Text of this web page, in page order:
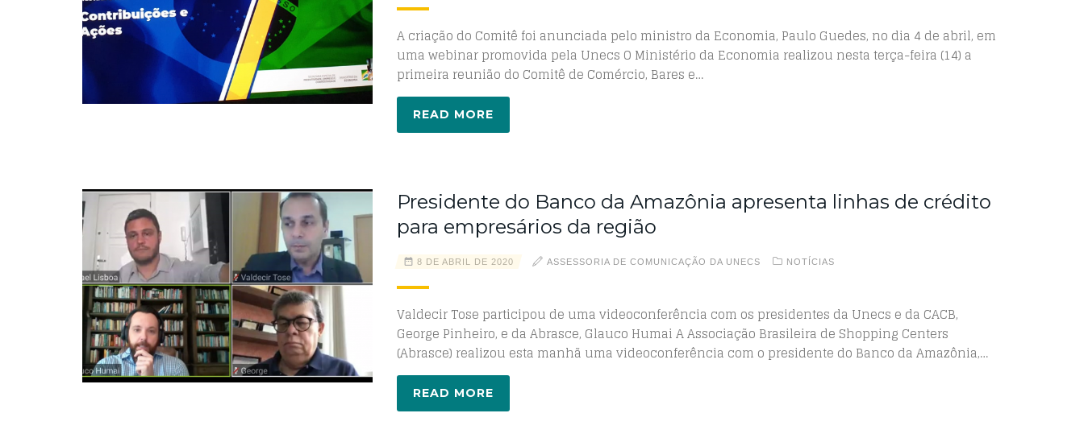
A criação do Comitê foi anunciada pelo ministro da Economia, Paulo Guedes, no dia 4 de abril, em
uma webinar promovida pela Unecs O Ministério da Economia realizou nesta terça-feira (14) a
primeira reunião do Comitê de Comércio, Bares e…
READ MORE
Presidente do Banco da Amazônia apresenta linhas de crédito
para empresários da região
8 DE ABRIL DE 2020 ASSESSORIA DE COMUNICAÇÃO DA UNECS NOTÍCIAS
Valdecir Tose participou de uma videoconferência com os presidentes da Unecs e da CACB,
George Pinheiro, e da Abrasce, Glauco Humai A Associação Brasileira de Shopping Centers
(Abrasce) realizou esta manhã uma videoconferência com o presidente do Banco da Amazônia,…
READ MORE